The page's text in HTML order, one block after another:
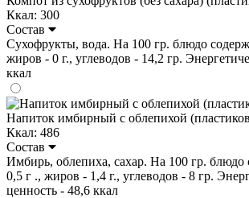
Ккал: 300
Состав
Сухофрукты, вода. На 100 гр. блюдо
жиров - 0 г., углеводов - 14,2 гр.
ккал
Напиток имбирный с облепихой
Ккал: 486
Состав
Имбирь, облепиха, сахар. На 100 гр. блюдо
0,5 г ., жиров - 1,4 г., углеводов - 8 гр.
ценность - 48,6 ккал